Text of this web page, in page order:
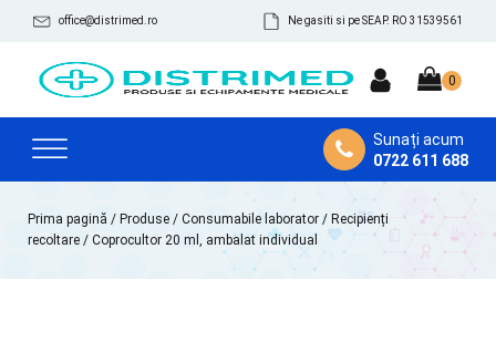
office@distrimed.ro Ne gasiti si pe SEAP. RO 31539561
Sunați acum
0722 611 688
Prima pagină / Produse / Consumabile laborator / Recipienți
recoltare / Coprocultor 20 ml, ambalat individual